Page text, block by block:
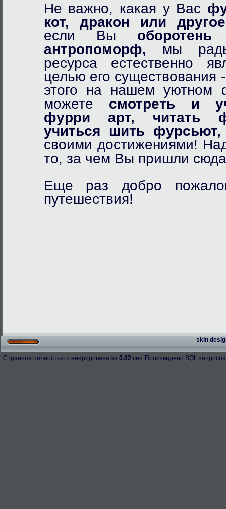
Не важно, какая у Вас
кот,
дракон
или
если Вы оборотень
антропоморф, мы
ресурса естественно
целью его существования
этого на нашем
можете смотреть и
фурри арт,
читать
учиться шить фурсьют,
своими достижениями!
то, за чем Вы пришли
Еще раз добро
путешествия!
skin
Страница полностью сгенерирована за 0.02 сек. Произведено SQL